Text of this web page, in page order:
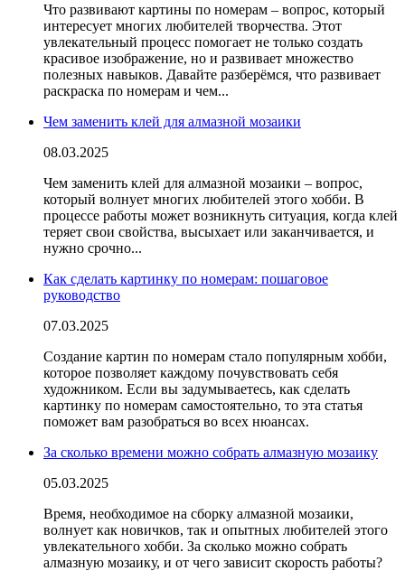
Что развивают картины по номерам – вопрос, который
интересует многих любителей творчества. Этот
увлекательный процесс помогает не только создать
красивое изображение, но и развивает множество
полезных навыков. Давайте разберёмся, что развивает
раскраска по номерам и чем...
Чем заменить клей для алмазной мозаики
08.03.2025
Чем заменить клей для алмазной мозаики – вопрос,
который волнует многих любителей этого хобби. В
процессе работы может возникнуть ситуация, когда клей
теряет свои свойства, высыхает или заканчивается, и
нужно срочно...
Как сделать картинку по номерам: пошаговое
руководство
07.03.2025
Создание картин по номерам стало популярным хобби,
которое позволяет каждому почувствовать себя
художником. Если вы задумываетесь, как сделать
картинку по номерам самостоятельно, то эта статья
поможет вам разобраться во всех нюансах.
За сколько времени можно собрать алмазную мозаику
05.03.2025
Время, необходимое на сборку алмазной мозаики,
волнует как новичков, так и опытных любителей этого
увлекательного хобби. За сколько можно собрать
алмазную мозаику, и от чего зависит скорость работы?